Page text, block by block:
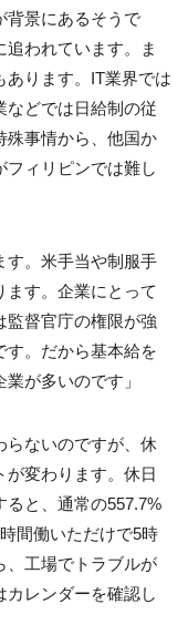
背景にあるそうで
われています。ま
ります。 IT業界では
などでは日給制の従
殊事情から、他国か
フィリピンでは難し
す。米手当や制服手
ます。企業にとって
監督官庁の権限が強
す。だから基本給を
が多いのです」
らないのですが、休
が変わります。休日
ると、通常の557.7%
時間働いただけで5時
、工場でトラブルが
レンダーを確認し